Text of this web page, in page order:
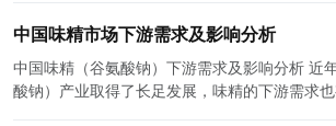
业在不同地区和年份有所不同，对于最新的行
体的数据和报告。最后，数据的解读需要综合
种因素的影响，包括气候、市场需求和政策环
能完全代表整个行业的状况。 总之，腰果产业是一个不断发展和壮大
发，不断推出新产品和新技术，在市场上保持竞争优势
略，以保持竞争优势和稳定盈利。重视产品质
求和消费趋势、提供增值服务和品牌建设，以
手段，研制出更加健康、绿色、营养的味精（
消费者对于食品安全和健康的需求。 第三，技术创新将是中国味精
（谷氨酸钠）行业发展的关键。目前，国内外
将技术创新作为核心策略，加大研发力度，提
进行创新，提高产品质量和品牌价值。在味精
进行科技创新，研发出更加安全、健康的味精
持和奖励措施。例如，政府鼓励企业在生产中采
业的案例，探讨其在全球市场中的竞争地位和发展趋势
业的案例：AJINOMOTO Ajinomoto Co., Inc.是全球领先的味精生产
企业，总部位于日本东京。公司成立于1909年
中国味精市场下游需求及影响分析
中国味精（谷氨酸钠）下游需求及影响分析 近年来，中国味精（谷氨
酸钠）产业取得了长足发展，味精的下游需求